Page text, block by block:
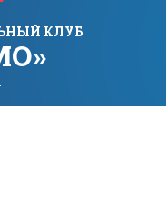
КЛУБ